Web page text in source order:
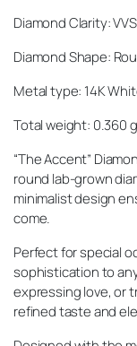
Diamond Clarity:
Diamond Shape:
Metal type: 14K
Total weight: 0.360
“The Accent”
round lab-grown
minimalist design
come.
Perfect for special
sophistication to
expressing love, or
refined taste and